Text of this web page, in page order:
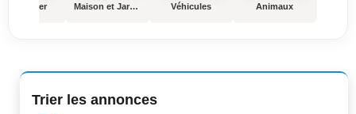
Immobilier Maison et Jardin Véhicules Animaux
Trier les annonces